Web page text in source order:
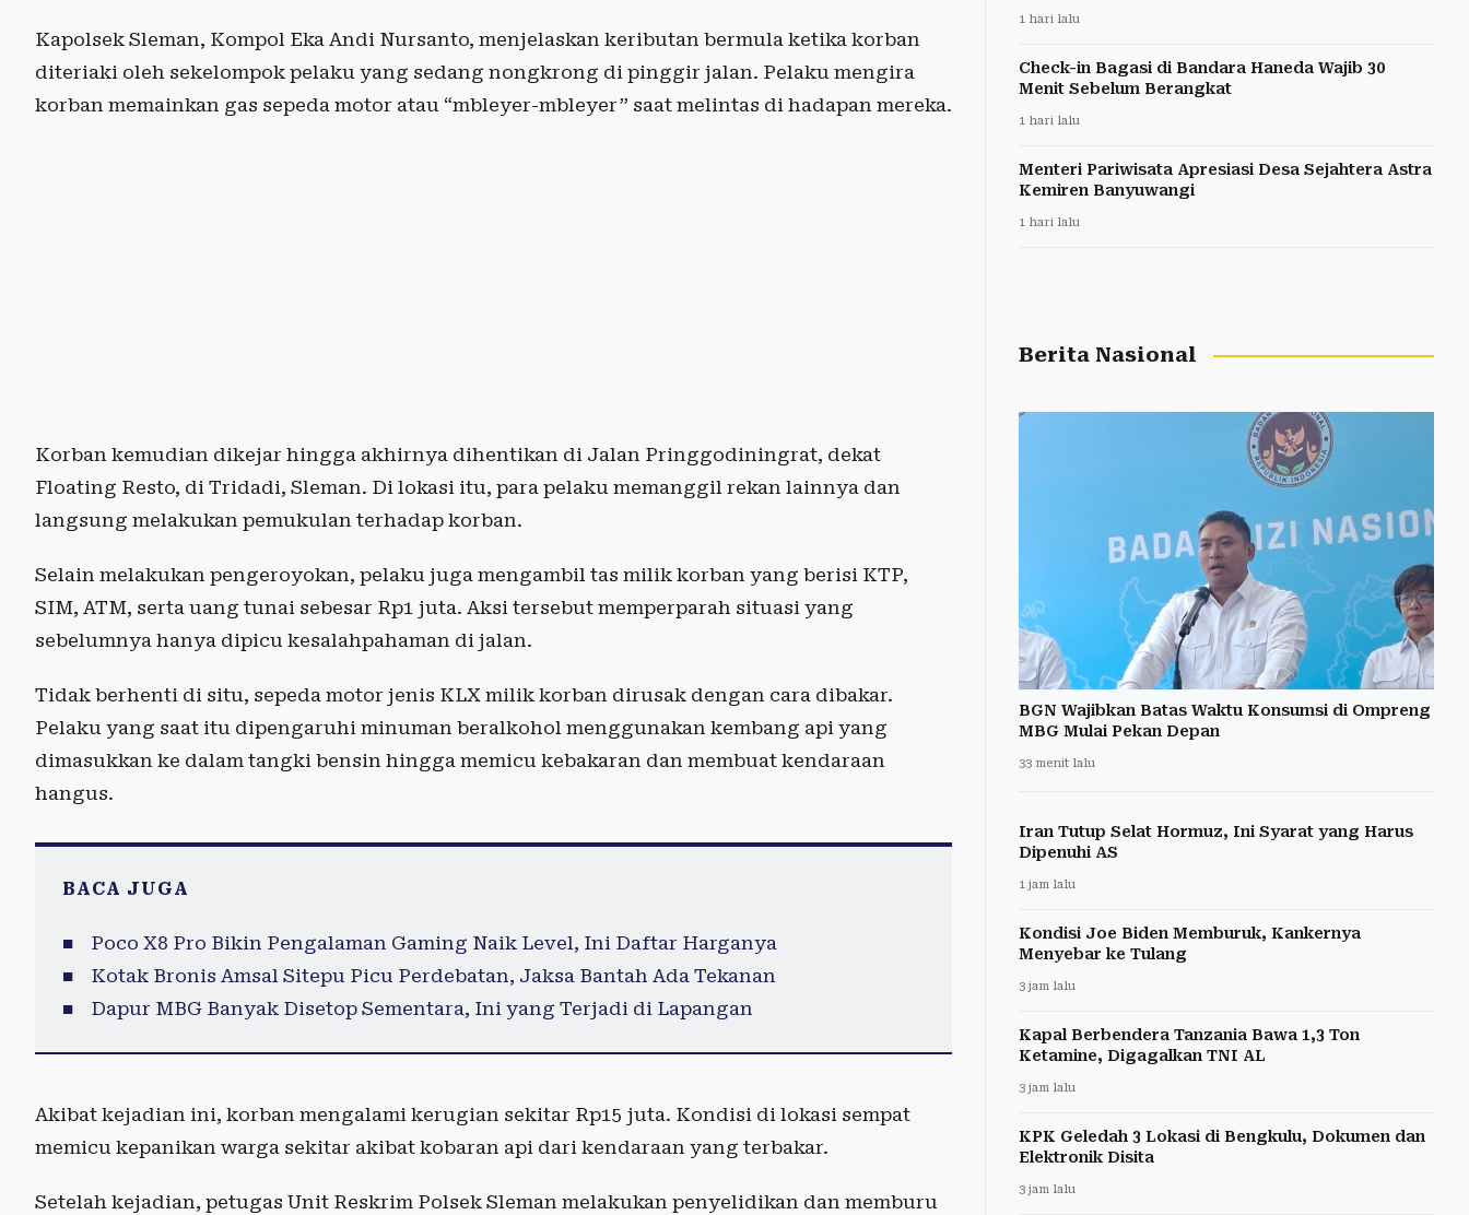
Kapolsek Sleman, Kompol Eka Andi Nursanto, menjelaskan keributan bermula ketika korban
diteriaki oleh sekelompok pelaku yang sedang nongkrong di pinggir jalan. Pelaku mengira
korban memainkan gas sepeda motor atau “mbleyer-mbleyer” saat melintas di hadapan mereka.
Korban kemudian dikejar hingga akhirnya dihentikan di Jalan Pringgodiningrat, dekat
Floating Resto, di Tridadi, Sleman. Di lokasi itu, para pelaku memanggil rekan lainnya dan
langsung melakukan pemukulan terhadap korban.
Selain melakukan pengeroyokan, pelaku juga mengambil tas milik korban yang berisi KTP,
SIM, ATM, serta uang tunai sebesar Rp1 juta. Aksi tersebut memperparah situasi yang
sebelumnya hanya dipicu kesalahpahaman di jalan.
Tidak berhenti di situ, sepeda motor jenis KLX milik korban dirusak dengan cara dibakar.
Pelaku yang saat itu dipengaruhi minuman beralkohol menggunakan kembang api yang
dimasukkan ke dalam tangki bensin hingga memicu kebakaran dan membuat kendaraan
hangus.
BACA JUGA
Poco X8 Pro Bikin Pengalaman Gaming Naik Level, Ini Daftar Harganya
Kotak Bronis Amsal Sitepu Picu Perdebatan, Jaksa Bantah Ada Tekanan
Dapur MBG Banyak Disetop Sementara, Ini yang Terjadi di Lapangan
Akibat kejadian ini, korban mengalami kerugian sekitar Rp15 juta. Kondisi di lokasi sempat
memicu kepanikan warga sekitar akibat kobaran api dari kendaraan yang terbakar.
Setelah kejadian, petugas Unit Reskrim Polsek Sleman melakukan penyelidikan dan memburu
1 hari lalu
Check-in Bagasi di Bandara Haneda Wajib 30
Menit Sebelum Berangkat
1 hari lalu
Menteri Pariwisata Apresiasi Desa Sejahtera Astra
Kemiren Banyuwangi
1 hari lalu
Berita Nasional
BGN Wajibkan Batas Waktu Konsumsi di Ompreng
MBG Mulai Pekan Depan
33 menit lalu
Iran Tutup Selat Hormuz, Ini Syarat yang Harus
Dipenuhi AS
1 jam lalu
Kondisi Joe Biden Memburuk, Kankernya
Menyebar ke Tulang
3 jam lalu
Kapal Berbendera Tanzania Bawa 1,3 Ton
Ketamine, Digagalkan TNI AL
3 jam lalu
KPK Geledah 3 Lokasi di Bengkulu, Dokumen dan
Elektronik Disita
3 jam lalu